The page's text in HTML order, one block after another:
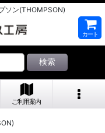
ソン(THOMPSON)
カート
検索
ご利用案内